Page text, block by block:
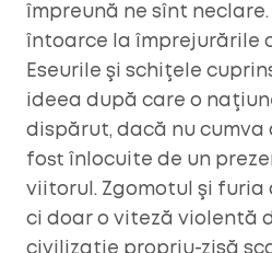
împreună ne sînt
întoarce la împrejurările
Eseurile şi schiţele
ideea după care o
dispărut, dacă nu cumva
fost înlocuite de un
viitorul. Zgomotul şi furia
ci doar o viteză violentă
civilizaţie propriu-zisă